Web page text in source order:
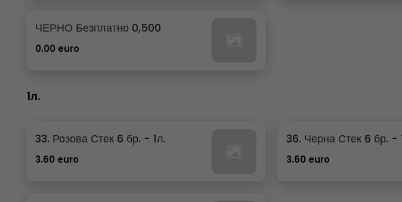
ЧЕРНО Безплатно 0,500
0.00 euro
1л.
33. Розова Стек 6 бр. - 1л.
3.60 euro
36. Черна Стек 6 бр. -
3.60 euro